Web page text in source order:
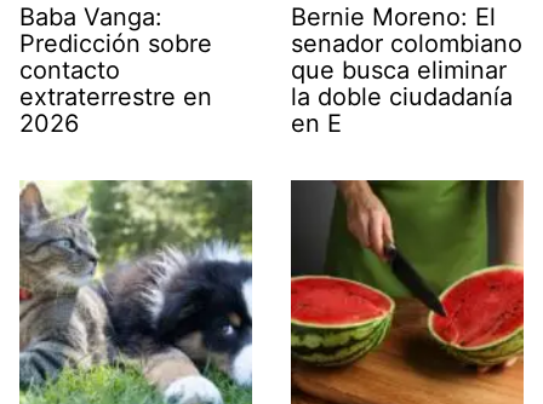
Baba Vanga:
Predicción sobre
contacto
extraterrestre en
2026
Bernie Moreno: El
senador colombiano
que busca eliminar
la doble ciudadanía
en E